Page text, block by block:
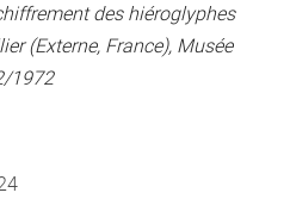
des hiéroglyphes
(Externe, France), Musée
1972